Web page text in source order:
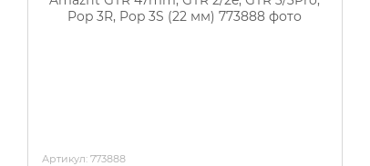
Артикул: 773888